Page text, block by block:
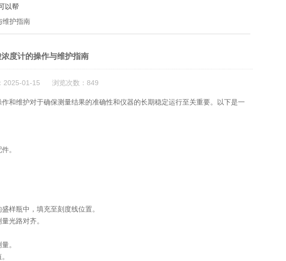
以帮
维护指南
度计的操作与维护指南
2025-01-15 浏览次数：849
维护对于确保测量结果的准确性和仪器的长期稳定运行至关重要。以下是一
。
瓶中，填充至刻度线位置。
光路对齐。
。